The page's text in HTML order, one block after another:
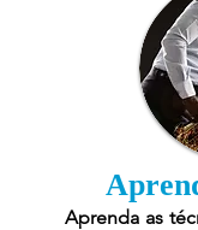
Aprenda as